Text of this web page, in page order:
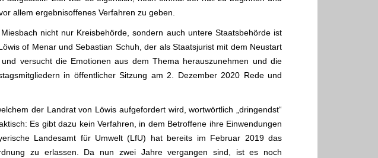
allem ergebnisoffenes Verfahren zu geben.
nicht nur Kreisbehörde, sondern auch untere Staatsbehörde ist
of Menar und Sebastian Schuh, der als Staatsjurist mit dem Neustart
versucht die Emotionen aus dem Thema herauszunehmen und die
in öffentlicher Sitzung am 2. Dezember 2020 Rede und
der Landrat von Löwis aufgefordert wird, wortwörtlich „dringendst“
Es gibt dazu kein Verfahren, in dem Betroffene ihre Einwendungen
Landesamt für Umwelt (LfU) hat bereits im Februar 2019 das
zu erlassen. Da nun zwei Jahre vergangen sind, ist es noch